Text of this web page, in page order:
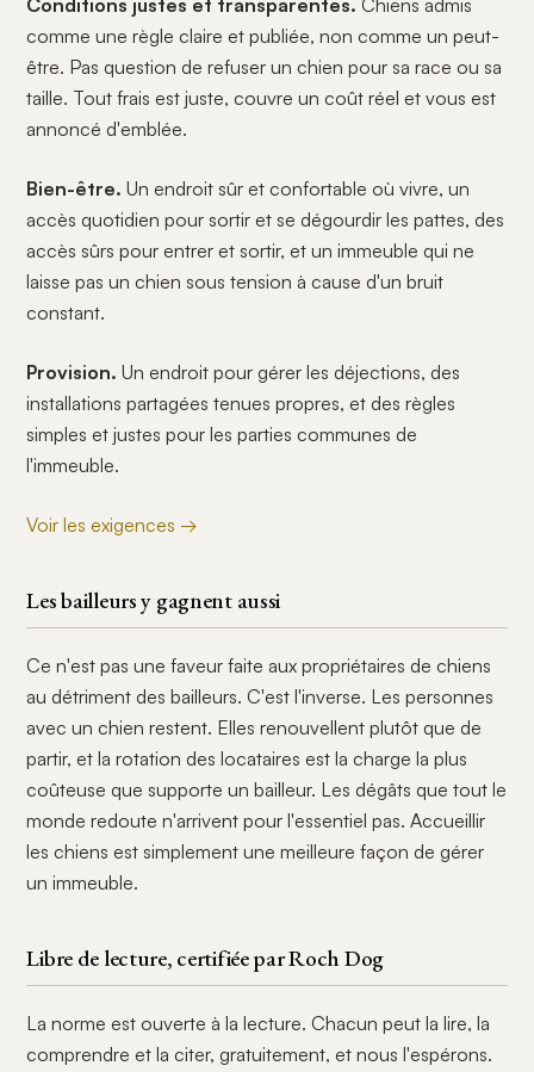
Conditions justes et transparentes. Chiens admis
comme une règle claire et publiée, non comme un peut-
être. Pas question de refuser un chien pour sa race ou sa
taille. Tout frais est juste, couvre un coût réel et vous est
annoncé d'emblée.
Bien-être. Un endroit sûr et confortable où vivre, un
accès quotidien pour sortir et se dégourdir les pattes, des
accès sûrs pour entrer et sortir, et un immeuble qui ne
laisse pas un chien sous tension à cause d'un bruit
constant.
Provision. Un endroit pour gérer les déjections, des
installations partagées tenues propres, et des règles
simples et justes pour les parties communes de
l'immeuble.
Voir les exigences →
Les bailleurs y gagnent aussi
Ce n'est pas une faveur faite aux propriétaires de chiens
au détriment des bailleurs. C'est l'inverse. Les personnes
avec un chien restent. Elles renouvellent plutôt que de
partir, et la rotation des locataires est la charge la plus
coûteuse que supporte un bailleur. Les dégâts que tout le
monde redoute n'arrivent pour l'essentiel pas. Accueillir
les chiens est simplement une meilleure façon de gérer
un immeuble.
Libre de lecture, certifiée par Roch Dog
La norme est ouverte à la lecture. Chacun peut la lire, la
comprendre et la citer, gratuitement, et nous l'espérons.